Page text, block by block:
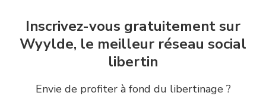
Inscrivez-vous gratuitement sur
Wyylde, le meilleur réseau social
libertin
Envie de profiter à fond du libertinage ?